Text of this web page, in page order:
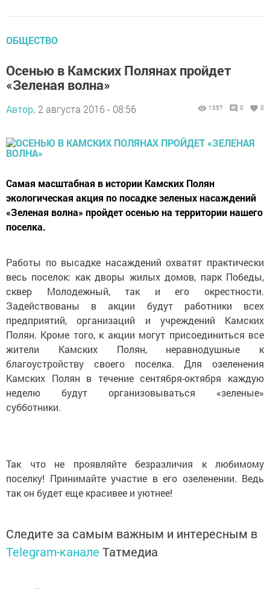
ОБЩЕСТВО
Осенью в Камских Полянах пройдет
«Зеленая волна»
Автор, 2 августа 2016 - 08:56 1357 0 0
Самая масштабная в истории Камских Полян
экологическая акция по посадке зеленых насаждений
«Зеленая волна» пройдет осенью на территории нашего
поселка.
Работы по высадке насаждений охватят практически
весь поселок: как дворы жилых домов, парк Победы,
сквер Молодежный, так и его окрестности.
Задействованы в акции будут работники всех
предприятий, организаций и учреждений Камских
Полян. Кроме того, к акции могут присоединиться все
жители Камских Полян, неравнодушные к
благоустройству своего поселка. Для озеленения
Камских Полян в течение сентября-октября каждую
неделю будут организовываться «зеленые»
субботники.
Так что не проявляйте безразличия к любимому
поселку! Принимайте участие в его озеленении. Ведь
так он будет еще красивее и уютнее!
Следите за самым важным и интересным в
Telegram-канале Татмедиа